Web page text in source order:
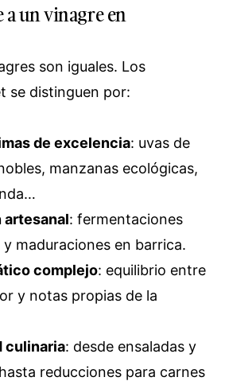
a un vinagre en
son iguales. Los
se distinguen por:
de excelencia: uvas de
manzanas ecológicas,
artesanal: fermentaciones
maduraciones en barrica.
complejo: equilibrio entre
y notas propias de la
culinaria: desde ensaladas y
reducciones para carnes